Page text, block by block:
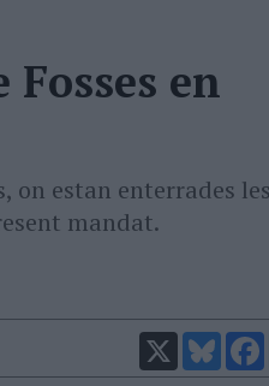
en
on estan enterrades
mandat.
X